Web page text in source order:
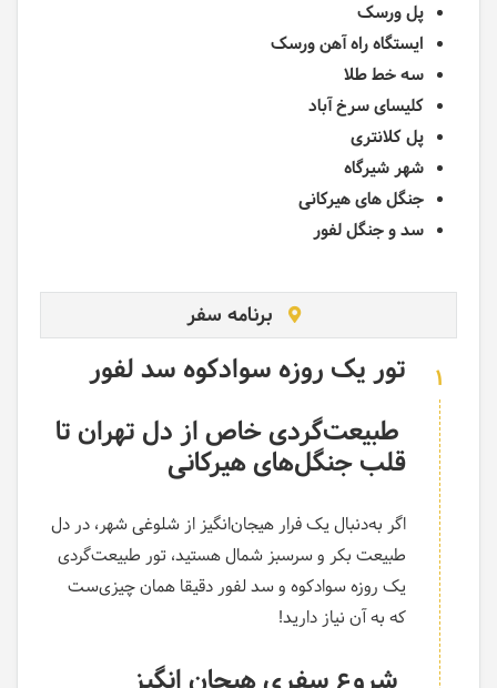
پل ورسک
ایستگاه راه آهن ورسک
سه خط طلا
کلیسای سرخ آباد
پل کلانتری
شهر شیرگاه
جنگل های هیرکانی
سد و جنگل لفور
برنامه سفر
1
تور یک روزه سوادکوه سد لفور
طبیعت‌گردی خاص از دل تهران تا
قلب جنگل‌های هیرکانی
اگر به‌دنبال یک فرار هیجان‌انگیز از شلوغی شهر، در دل
طبیعت بکر و سرسبز شمال هستید، تور طبیعت‌گردی
یک روزه سوادکوه و سد لفور دقیقا همان چیزی‌ست
که به آن نیاز دارید!